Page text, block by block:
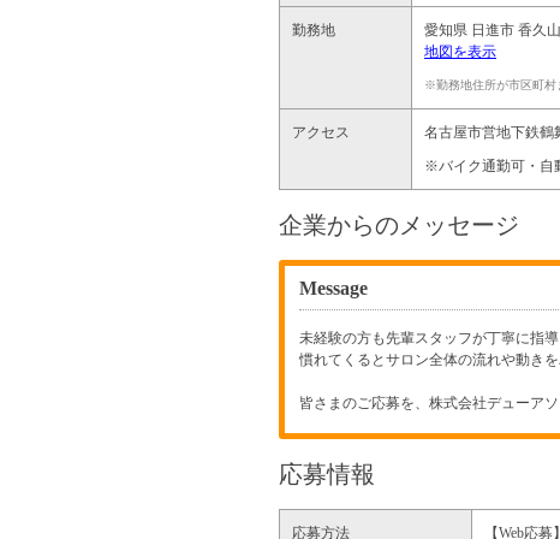
勤務地 愛知県 日進市 香久
地図を表示
※勤務地住所が市区町村
アクセス
名古屋市営地下鉄鶴
※バイク通勤可・自
企業からのメッセージ
Message
未経験の方も先輩スタッフが丁寧に指
慣れてくるとサロン全体の流れや動き
皆さまのご応募を、株式会社デューア
応募情報
応募方法 【Web応募】